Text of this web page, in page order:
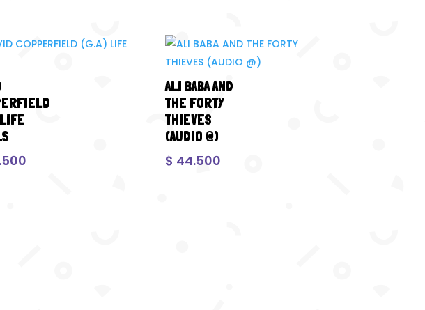
ALI BABA AND
THE FORTY
THIEVES
(AUDIO @)
$ 44.500